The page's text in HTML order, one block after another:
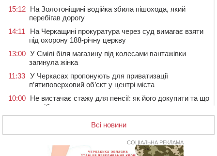
15:12 На Золотоніщині водійка збила пішохода, який
перебігав дорогу
14:11
На Черкащині прокуратура через суд вимагає взяти
під охорону 188-річну церкву
13:00 У Смілі біля магазину під колесами вантажівки
загинула жінка
11:33 У Черкасах пропонують для приватизації
п’ятиповерховий об’єкт у центрі міста
10:00 Не вистачає стажу для пенсії: як його докупити та що
потрібно знати
У Черкасах виявили низку недоліків у гуртожитку, де
Всі новини
СОЦІАЛЬНА РЕКЛАМА